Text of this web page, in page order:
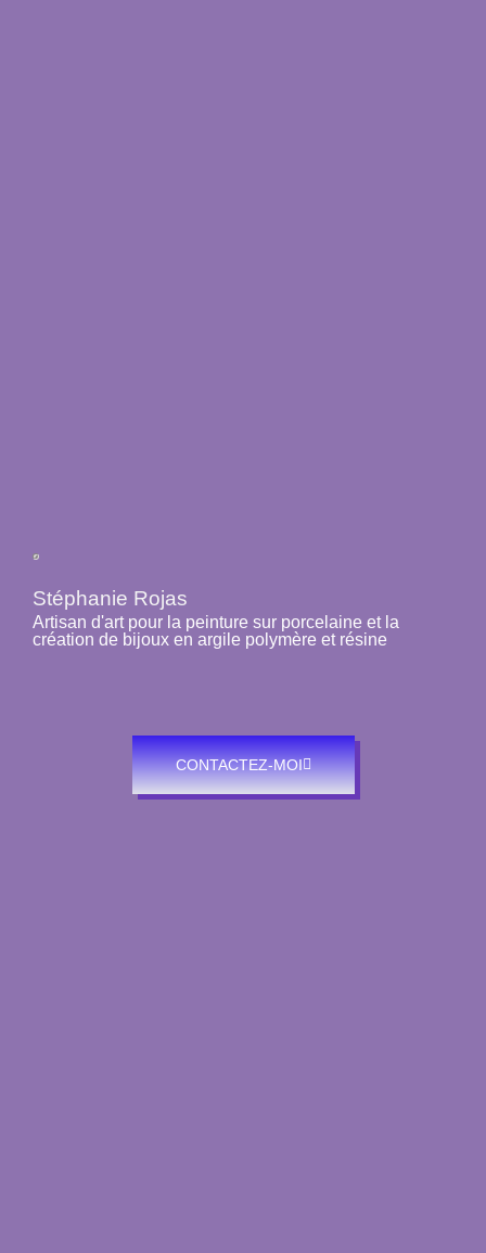
Stéphanie Rojas
Artisan d'art pour la peinture sur porcelaine et la
création de bijoux en argile polymère et résine
CONTACTEZ-MOI